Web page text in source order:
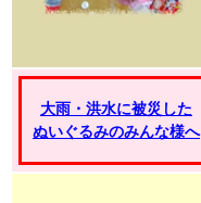
大雨・洪水に被災した
ぬいぐるみのみんな様へ